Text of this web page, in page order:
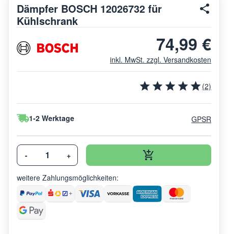
Dämpfer BOSCH 12026732 für
Kühlschrank
74,99 €
inkl. MwSt. zzgl. Versandkosten
(2)
1-2 Werktage GPSR
- +
weitere Zahlungsmöglichkeiten: